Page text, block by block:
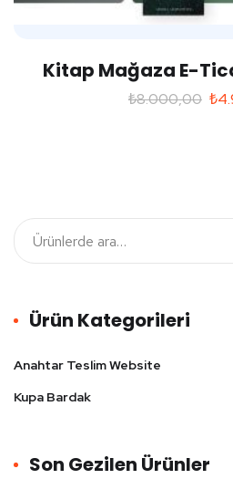
Kitap Mağaza E-
₺8.000,00 ₺
Ürün Kategorileri
Anahtar Teslim Website
Kupa Bardak
Son Gezilen Ürünler